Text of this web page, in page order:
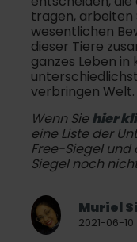
tragen, arbeiten
wesentlichen
dieser Tiere
ganzes Leben in
verbringen Welt.
Wenn Siehier
eine Liste der
Free-Siegel
Siegel noch
Muriel
2021-06-10